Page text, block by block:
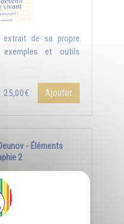
extrait de sa propre
exemples et outils
25,00€ Ajouter
- Éléments
2